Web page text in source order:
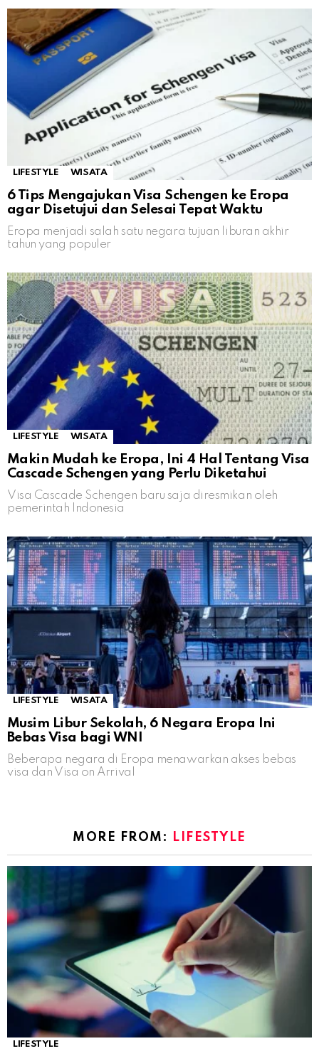
LIFESTYLE WISATA
6 Tips Mengajukan Visa Schengen ke Eropa
agar Disetujui dan Selesai Tepat Waktu
Eropa menjadi salah satu negara tujuan liburan akhir
tahun yang populer
LIFESTYLE WISATA
Makin Mudah ke Eropa, Ini 4 Hal Tentang Visa
Cascade Schengen yang Perlu Diketahui
Visa Cascade Schengen baru saja diresmikan oleh
pemerintah Indonesia
LIFESTYLE WISATA
Musim Libur Sekolah, 6 Negara Eropa Ini
Bebas Visa bagi WNI
Beberapa negara di Eropa menawarkan akses bebas
visa dan Visa on Arrival
MORE FROM: LIFESTYLE
LIFESTYLE